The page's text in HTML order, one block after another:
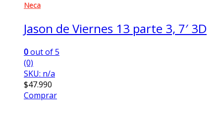
Neca
Jason de Viernes 13 parte 3, 7′ 3D
0out of 5
(0)
SKU: n/a
$47.990
Comprar